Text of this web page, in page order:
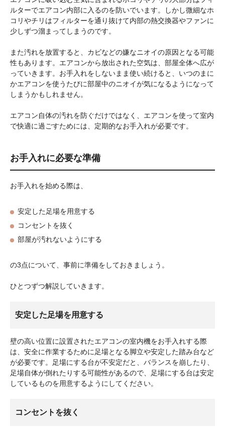
ルターでエアコン内部に入るのを防いでいます。しかし微細なホ
コリやチリはフィルターを通り抜けて内部の熱交換器やファンに
少しずつ溜まってしまうのです。
また汚れを放置すると、カビなどの嫌なニオイの原因となる可能
性もあります。エアコンから放出された空気は、部屋全体へ広が
っていきます。お手入れをしないまま使い続けると、いつのまに
かエアコンを使うたびに部屋中のニオイが気になるようになって
しまうかもしれません。
エアコン自体の汚れを防ぐだけではなく、エアコンを使って室内
で快適に過ごすためには、定期的なお手入れが必要です。
お手入れに必要な準備
お手入れを始める際は、
安定した足場を用意する
コンセントを抜く
部屋が汚れないようにする
の3点について、事前に準備をしておきましょう。
ひとつずつ解説していきます。
安定した足場を用意する
壁の高い位置に設置されたエアコンの室内機をお手入れする際
は、安全に作業するために足場となる脚立や安定した踏み台など
が必要です。足場にする台が不安定だと、バランスを崩したり、
足場自体が倒れたりする可能性があるので、足場にする台は安定
しているものを用意するようにしてください。
コンセントを抜く